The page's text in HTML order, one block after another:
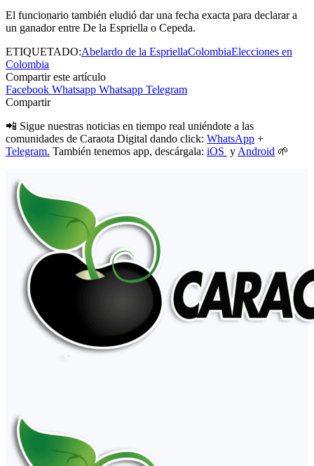
El funcionario también eludió dar una fecha exacta para declarar a
un ganador entre De la Espriella o Cepeda.
ETIQUETADO:Abelardo de la EspriellaColombiaElecciones en
Colombia
Compartir este artículo
Facebook Whatsapp Whatsapp Telegram
Compartir
📲 Sigue nuestras noticias en tiempo real uniéndote a las
comunidades de Caraota Digital dando click: WhatsApp +
Telegram. También tenemos app, descárgala: iOS y Android 🌱